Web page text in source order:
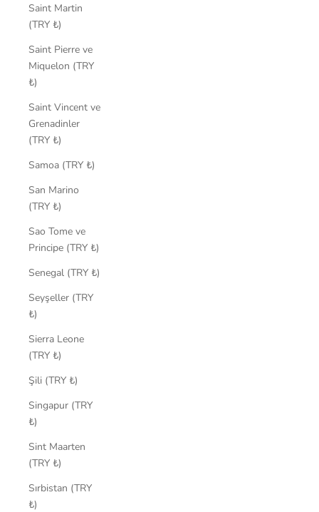
Saint Martin
(TRY ₺)
Saint Pierre ve
Miquelon (TRY
₺)
Saint Vincent ve
Grenadinler
(TRY ₺)
Samoa (TRY ₺)
San Marino
(TRY ₺)
Sao Tome ve
Principe (TRY ₺)
Senegal (TRY ₺)
Seyşeller (TRY
₺)
Sierra Leone
(TRY ₺)
Şili (TRY ₺)
Singapur (TRY
₺)
Sint Maarten
(TRY ₺)
Sırbistan (TRY
₺)